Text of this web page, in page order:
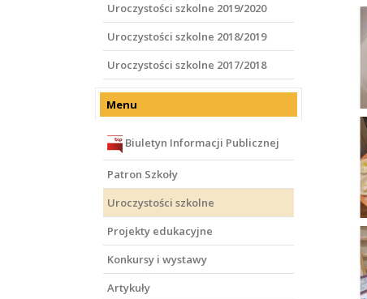
Uroczystości szkolne 2019/2020
Uroczystości szkolne 2018/2019
Uroczystości szkolne 2017/2018
Menu
Biuletyn Informacji Publicznej
Patron Szkoły
Uroczystości szkolne
Projekty edukacyjne
Konkursy i wystawy
Artykuły